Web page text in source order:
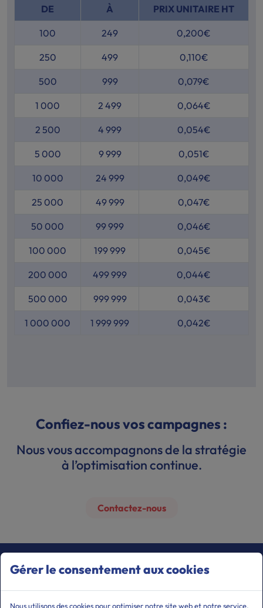
DE À PRIX UNITAIRE HT
100 249 0,200€
250 499 0,110€
500 999 0,079€
1 000 2 499 0,064€
2 500 4 999 0,054€
5 000 9 999 0,051€
10 000 24 999 0,049€
25 000 49 999 0,047€
50 000 99 999 0,046€
100 000 199 999 0,045€
200 000 499 999 0,044€
500 000 999 999 0,043€
1 000 000 1 999 999 0,042€
Confiez-nous vos campagnes :
Nous vous accompagnons de la stratégie
à l’optimisation continue.
Contactez-nous
CONTACT
Gérer le consentement aux cookies
Nous utilisons des cookies pour optimiser notre site web et notre service.